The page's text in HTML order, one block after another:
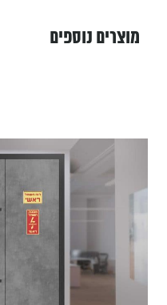
מוצרים נוספים